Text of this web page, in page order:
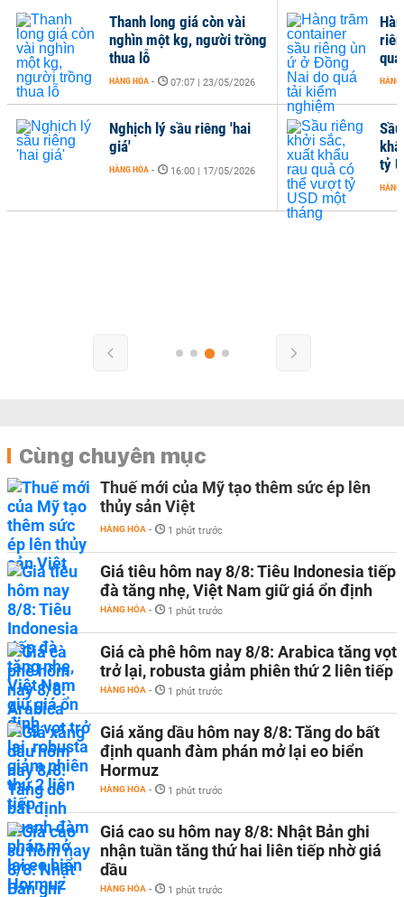
tỷ
HÀNG
Thanh long giá còn vài
nghìn một kg, người trồng
thua lỗ
HÀNG HÓA - 07:07 | 23/05/2026
Nghịch lý sầu riêng 'hai
giá'
HÀNG HÓA - 16:00 | 17/05/2026
HÀNG
Cùng chuyên mục
Thuế mới của Mỹ tạo thêm sức ép lên
thủy sản Việt
HÀNG HÓA - 1 phút trước
Giá tiêu hôm nay 8/8: Tiêu Indonesia tiếp
đà tăng nhẹ, Việt Nam giữ giá ổn định
HÀNG HÓA - 1 phút trước
Giá cà phê hôm nay 8/8: Arabica tăng vọt
trở lại, robusta giảm phiên thứ 2 liên tiếp
HÀNG HÓA - 1 phút trước
Giá xăng dầu hôm nay 8/8: Tăng do bất
định quanh đàm phán mở lại eo biển
Hormuz
HÀNG HÓA - 1 phút trước
Giá cao su hôm nay 8/8: Nhật Bản ghi
nhận tuần tăng thứ hai liên tiếp nhờ giá
dầu
HÀNG HÓA - 1 phút trước